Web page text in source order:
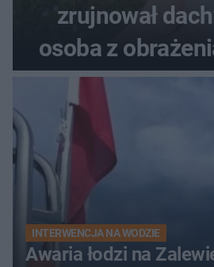
zrujnował
osoba z
do
INTERWENCJA NA WODZIE
Awaria łodzi na